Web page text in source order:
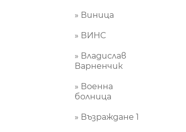
» Виница
» ВИНС
» Владислав
Варненчик
» Военна
болница
» Възраждане 1